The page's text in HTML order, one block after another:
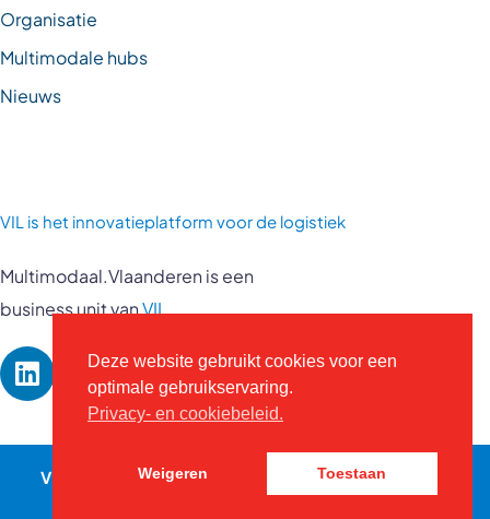
Organisatie
Multimodale hubs
Nieuws
VIL is het innovatieplatform voor de logistiek
Multimodaal.Vlaanderen is een
business unit vanVIL
VIL © 2026 - Alle rechten voorbehouden -vil.be
Website door Kreatix
Deze website gebruikt cookies voor een
optimale gebruikservaring.
Privacy- en cookiebeleid.
Weigeren Toestaan